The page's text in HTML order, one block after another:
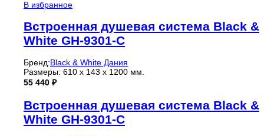
В избранное
Встроенная душевая система Black &
White GH-9301-C
Бренд:Black & White Дания
Размеры: 610 x 143 x 1200 мм.
55 440 ₽
Встроенная душевая система Black &
White GH-9301-C